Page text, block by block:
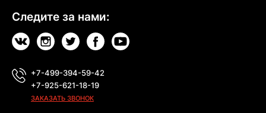
Следите за нами:
+7-499-394-59-42
+7-925-621-18-19
ЗАКАЗАТЬ ЗВОНОК